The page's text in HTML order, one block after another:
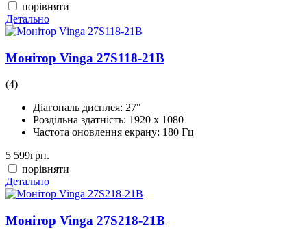
порівняти
Детально
Монітор Vinga 27S118-21B
(4)
Діагональ дисплея: 27"
Роздільна здатність: 1920 x 1080
Частота оновлення екрану: 180 Гц
5 599грн.
порівняти
Детально
Монітор Vinga 27S218-21B